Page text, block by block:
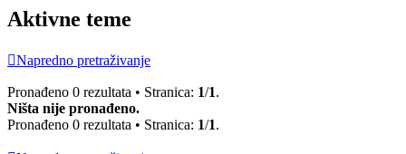
Aktivne teme
Napredno pretraživanje
Pronađeno 0 rezultata • Stranica: 1/1.
Ništa nije pronađeno.
Pronađeno 0 rezultata • Stranica: 1/1.